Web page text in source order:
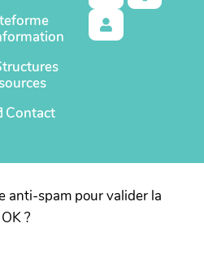
Contact
anti-spam pour valider la
?